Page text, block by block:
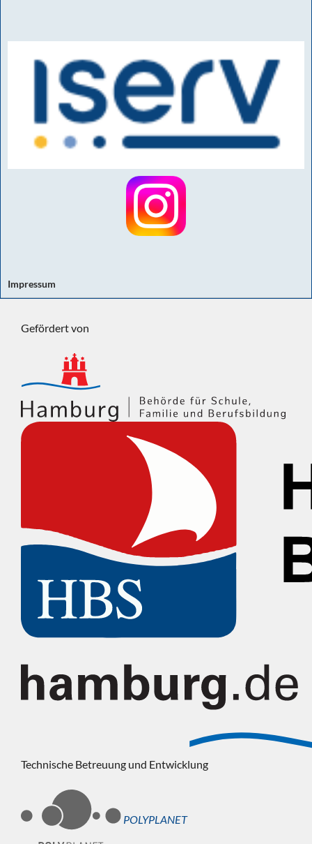
Impressum
Gefördert von
Technische Betreuung und Entwicklung
POLYPLANET